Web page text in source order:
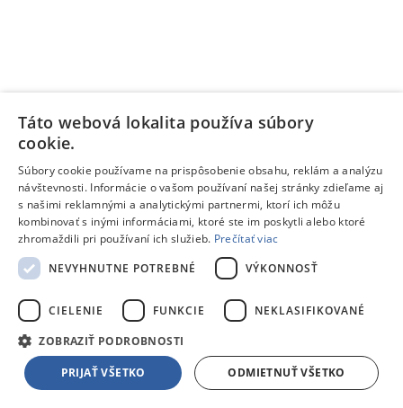
Táto webová lokalita používa súbory
cookie.
Súbory cookie používame na prispôsobenie obsahu, reklám a analýzu
návštevnosti. Informácie o vašom používaní našej stránky zdieľame aj
s našimi reklamnými a analytickými partnermi, ktorí ich môžu
kombinovať s inými informáciami, ktoré ste im poskytli alebo ktoré
zhromaždili pri používaní ich služieb. Prečítať viac
NEVYHNUTNE POTREBNÉ
VÝKONNOSŤ
CIELENIE FUNKCIE NEKLASIFIKOVANÉ
ZOBRAZIŤ PODROBNOSTI
PRIJAŤ VŠETKO ODMIETNUŤ VŠETKO